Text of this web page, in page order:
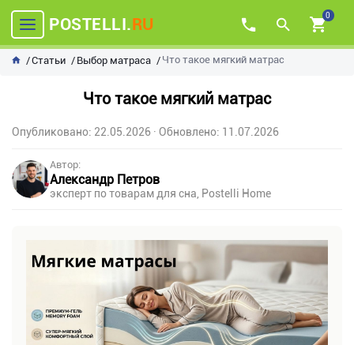
POSTELLI.RU 0
Статьи Выбор матраса Что такое мягкий матрас
Что такое мягкий матрас
Опубликовано: 22.05.2026 · Обновлено: 11.07.2026
Автор:
Александр Петров
эксперт по товарам для сна, Postelli Home